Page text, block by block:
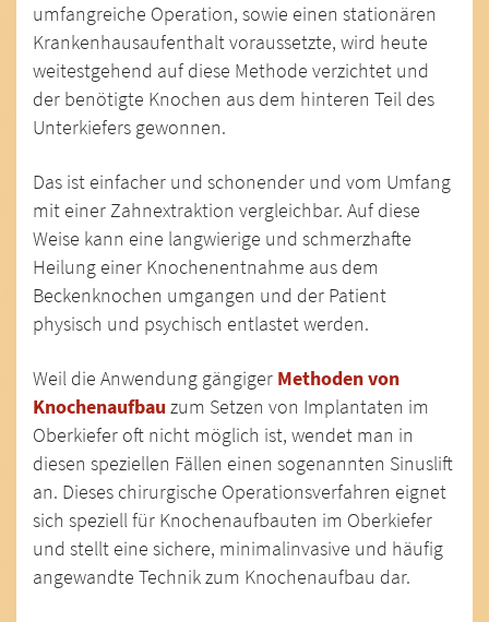
umfangreiche Operation, sowie einen stationären
Krankenhausaufenthalt voraussetzte, wird heute
weitestgehend auf diese Methode verzichtet und
der benötigte Knochen aus dem hinteren Teil des
Unterkiefers gewonnen.
Das ist einfacher und schonender und vom Umfang
mit einer Zahnextraktion vergleichbar. Auf diese
Weise kann eine langwierige und schmerzhafte
Heilung einer Knochenentnahme aus dem
Beckenknochen umgangen und der Patient
physisch und psychisch entlastet werden.
Weil die Anwendung gängiger Methoden von
Knochenaufbau zum Setzen von Implantaten im
Oberkiefer oft nicht möglich ist, wendet man in
diesen speziellen Fällen einen sogenannten Sinuslift
an. Dieses chirurgische Operationsverfahren eignet
sich speziell für Knochenaufbauten im Oberkiefer
und stellt eine sichere, minimalinvasive und häufig
angewandte Technik zum Knochenaufbau dar.